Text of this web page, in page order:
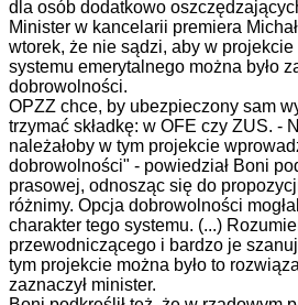
dla osób dodatkowo
Minister w kancelarii premiera
wtorek, że nie sądzi, aby w
systemu emerytalnego można było
dobrowolności.
OPZZ chce, by ubezpieczony sam
trzymać składkę: w OFE czy ZUS. -
należałoby w tym projekcie
dobrowolności" - powiedział Boni
prasowej, odnosząc się do
różnimy. Opcja dobrowolności
charakter tego systemu. (...)
przewodniczącego i bardzo je
tym projekcie można było to
zaznaczył minister.